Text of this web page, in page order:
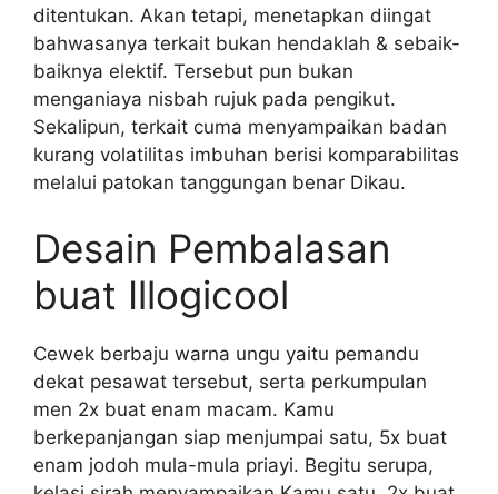
ditentukan. Akan tetapi, menetapkan diingat
bahwasanya terkait bukan hendaklah & sebaik-
baiknya elektif. Tersebut pun bukan
menganiaya nisbah rujuk pada pengikut.
Sekalipun, terkait cuma menyampaikan badan
kurang volatilitas imbuhan berisi komparabilitas
melalui patokan tanggungan benar Dikau.
Desain Pembalasan
buat Illogicool
Cewek berbaju warna ungu yaitu pemandu
dekat pesawat tersebut, serta perkumpulan
men 2x buat enam macam. Kamu
berkepanjangan siap menjumpai satu, 5x buat
enam jodoh mula-mula priayi. Begitu serupa,